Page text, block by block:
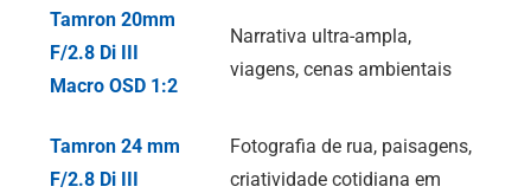
Tamron 20mm
F/2.8 Di III
Macro OSD 1:2
Narrativa ultra-ampla,
viagens, cenas ambientais
Tamron 24 mm
F/2.8 Di III
Fotografia de rua, paisagens,
criatividade cotidiana em